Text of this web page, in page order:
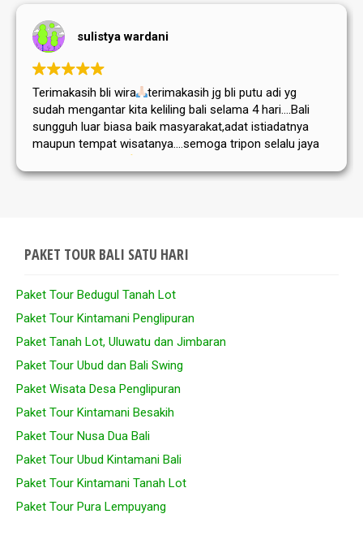
sulistya wardani
Terimakasih bli wira
terimakasih jg bli putu adi yg
sudah mengantar kita keliling bali selama 4 hari....Bali
sungguh luar biasa baik masyarakat,adat istiadatnya
maupun tempat wisatanya....semoga tripon selalu jaya
PAKET TOUR BALI SATU HARI
Paket Tour Bedugul Tanah Lot
Paket Tour Kintamani Penglipuran
Paket Tanah Lot, Uluwatu dan Jimbaran
Paket Tour Ubud dan Bali Swing
Paket Wisata Desa Penglipuran
Paket Tour Kintamani Besakih
Paket Tour Nusa Dua Bali
Paket Tour Ubud Kintamani Bali
Paket Tour Kintamani Tanah Lot
Paket Tour Pura Lempuyang